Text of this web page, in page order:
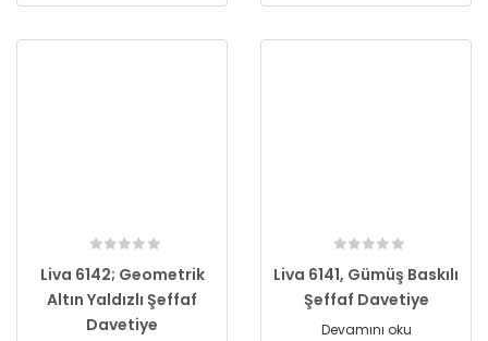
Liva 6142; Geometrik
Altın Yaldızlı Şeffaf
Davetiye
Liva 6141, Gümüş Baskılı
Şeffaf Davetiye
Devamını oku